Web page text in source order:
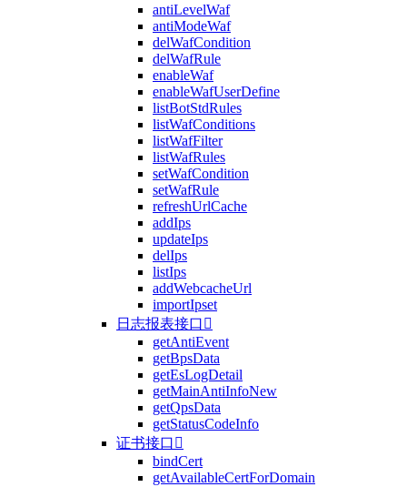
antiLevelWaf
antiModeWaf
delWafCondition
delWafRule
enableWaf
enableWafUserDefine
listBotStdRules
listWafConditions
listWafFilter
listWafRules
setWafCondition
setWafRule
refreshUrlCache
addIps
updateIps
delIps
listIps
addWebcacheUrl
importIpset
日志报表接口 
getAntiEvent
getBpsData
getEsLogDetail
getMainAntiInfoNew
getQpsData
getStatusCodeInfo
证书接口 
bindCert
getAvailableCertForDomain